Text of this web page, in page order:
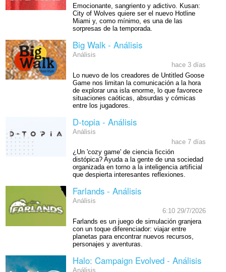
Emocionante, sangriento y adictivo. Kusan:
City of Wolves quiere ser el nuevo Hotline
Miami y, como mínimo, es una de las
sorpresas de la temporada.
Big Walk - Análisis
Análisis
hace 3 días
Lo nuevo de los creadores de Untitled Goose
Game nos limitan la comunicación a la hora
de explorar una isla enorme, lo que favorece
situaciones caóticas, absurdas y cómicas
entre los jugadores.
D-topia - Análisis
Análisis
hace 7 días
¿Un 'cozy game' de ciencia ficción
distópica? Ayuda a la gente de una sociedad
organizada en torno a la inteligencia artificial
que despierta interesantes reflexiones.
Farlands - Análisis
Análisis
6:10 29/7/2026
Farlands es un juego de simulación granjera
con un toque diferenciador: viajar entre
planetas para encontrar nuevos recursos,
personajes y aventuras.
Halo: Campaign Evolved - Análisis